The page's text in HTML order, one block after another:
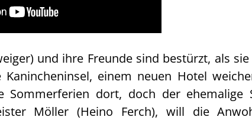
und ihre Freunde sind bestürzt, als
Kanincheninsel, einem neuen Hotel
Sommerferien dort, doch der ehemalige
Möller (Heino Ferch), will die